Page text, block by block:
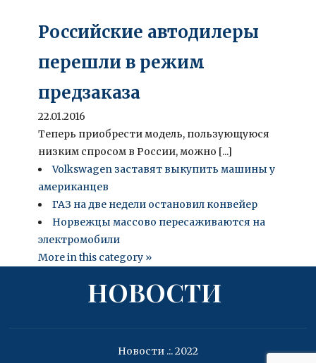
Российские автодилеры
перешли в режим
предзаказа
22.01.2016
Теперь приобрести модель, пользующуюся
низким спросом в России, можно [...]
Volkswagen заставят выкупить машины у
американцев
ГАЗ на две недели остановил конвейер
Норвежцы массово пересаживаются на
электромобили
More in this category »
НОВОСТИ
Новости .:. 2022